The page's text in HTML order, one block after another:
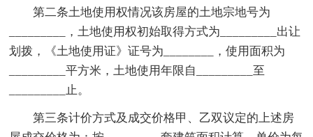
第二条土地使用权情况该房屋的土地宗地号为
_________，土地使用权初始取得方式为_________出让
划拨，《土地使用证》证号为________，使用面积为
_________平方米，土地使用年限自_________至
_________止。
第三条计价方式及成交价格甲、乙双议定的上述房